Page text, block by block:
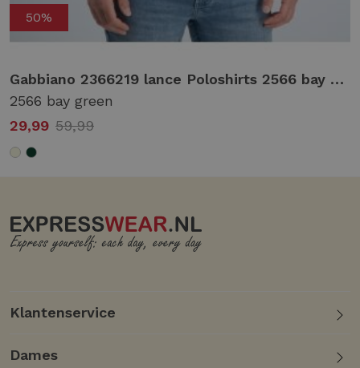
50%
Gabbiano 2366219 lance Poloshirts 2566 bay green
2566 bay green
29,99 59,99
Klantenservice
Dames